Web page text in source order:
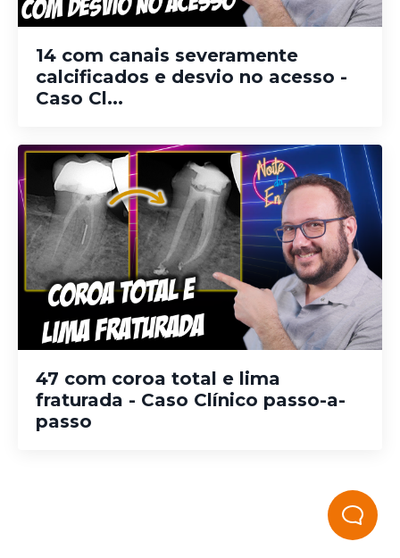
14 com canais severamente
calcificados e desvio no acesso -
Caso Cl...
47 com coroa total e lima
fraturada - Caso Clínico passo-a-
passo